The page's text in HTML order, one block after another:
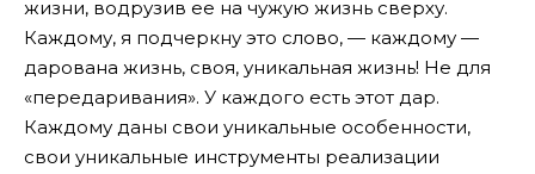
жизни, водрузив ее на чужую жизнь сверху.
Каждому, я подчеркну это слово, — каждому —
дарована жизнь, своя, уникальная жизнь! Не для
«передаривания». У каждого есть этот дар.
Каждому даны свои уникальные особенности,
свои уникальные инструменты реализации